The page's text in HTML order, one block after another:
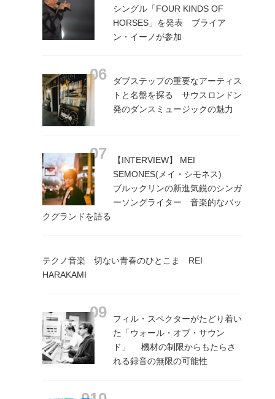
シングル「FOUR KINDS OF
HORSES」を発表 ブライア
ン・イーノが参加
ダブステップの重要なアーティス
トと名盤を探る サウスロンドン
発のダンスミュージックの魅力
【INTERVIEW】 MEI
SEMONES(メイ・シモネス)
ブルックリンの新進気鋭のシンガ
ーソングライター 音楽的なバッ
クグランドを語る
テクノ音楽 切ない青春のひとこま REI
HARAKAMI
フィル・スペクターがたどり着い
た「ウォール・オブ・サウン
ド」 機材の制限からもたらさ
れる録音の無限の可能性